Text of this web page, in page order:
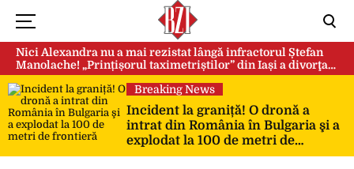
Nici Alexandra nu a mai rezistat lângă infractorul Ștefan
Manolache! „Prințișorul taximetriștilor” din Iași a divorţat
după doi ani de căsnicie
Breaking News
Incident la graniță! O dronă a
intrat din România în Bulgaria şi a
explodat la 100 de metri de
frontieră